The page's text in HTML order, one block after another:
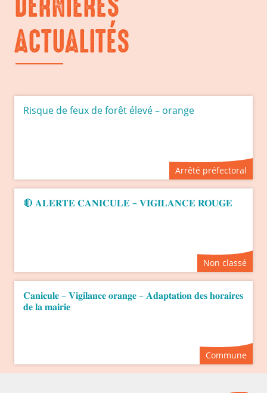
ACTUALITÉS
Risque de feux de forêt élevé – orange
Arrêté préfectoral
🔴 𝐀𝐋𝐄𝐑𝐓𝐄 𝐂𝐀𝐍𝐈𝐂𝐔𝐋𝐄 – 𝐕𝐈𝐆𝐈𝐋𝐀𝐍𝐂𝐄 𝐑𝐎𝐔𝐆𝐄
Non classé
𝐂𝐚𝐧𝐢𝐜𝐮𝐥𝐞 – 𝐕𝐢𝐠𝐢𝐥𝐚𝐧𝐜𝐞 𝐨𝐫𝐚𝐧𝐠𝐞 – 𝐀𝐝𝐚𝐩𝐭𝐚𝐭𝐢𝐨𝐧 𝐝𝐞𝐬 𝐡𝐨𝐫𝐚𝐢𝐫𝐞𝐬
𝐝𝐞 𝐥𝐚 𝐦𝐚𝐢𝐫𝐢𝐞
Commune